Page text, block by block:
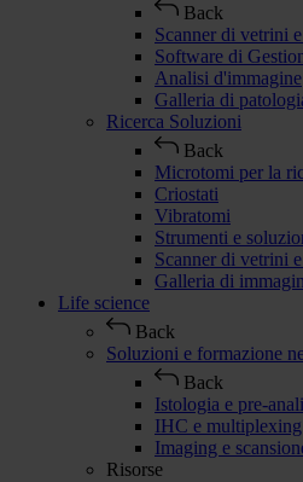
Back
Scanner di vetrini
Software di
Analisi d'immagine
Galleria di
Ricerca Soluzioni
Back
Microtomi per la
Criostati
Vibratomi
Strumenti e
Scanner di vetrini
Galleria di
Life science
Back
Soluzioni e formazione
Back
Istologia e pre-
IHC e multiplexing
Imaging e
Risorse